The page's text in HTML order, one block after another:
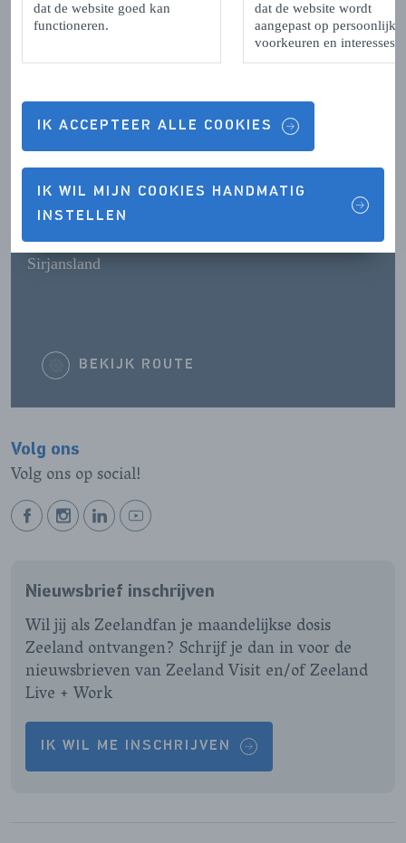
dat de website goed kan
functioneren.
dat de website wordt
aangepast op persoonlijke
voorkeuren en interesses.
IK ACCEPTEER ALLE COOKIES
IK WIL MIJN COOKIES HANDMATIG
INSTELLEN
Contactgegevens & Openingstijden
OPENINGSTIJDEN
CONTACTGEGEVENS
Sirjansland
BEKIJK ROUTE
Volg ons
Volg ons op social!
BEKIJK
PAGINA
BEKIJK
PAGINA
BEKIJK
PAGINA
BEKIJK
PAGINA
Nieuwsbrief inschrijven
Wil jij als Zeelandfan je maandelijkse dosis
Zeeland ontvangen? Schrijf je dan in voor de
nieuwsbrieven van Zeeland Visit en/of Zeeland
Live + Work
IK WIL ME INSCHRIJVEN